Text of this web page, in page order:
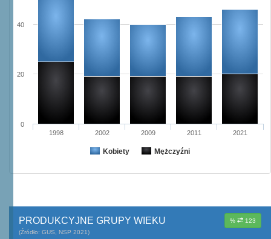
Kobiety Mężczyźni
1998 2002 2009 2011 2021
0
20
40
% 123
PRODUKCYJNE GRUPY WIEKU
(Źródło: GUS, NSP 2021)